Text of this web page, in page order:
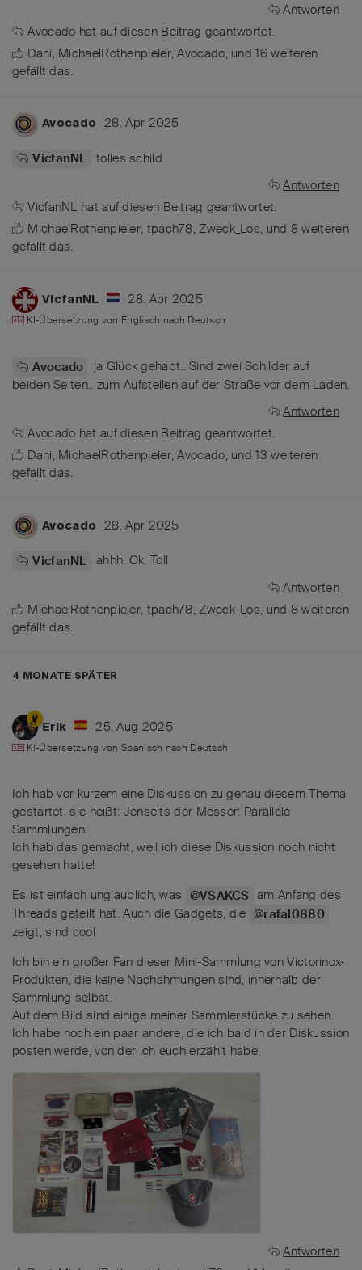
Antworten
Avocado hat auf diesen Beitrag geantwortet.
Dani, MichaelRothenpieler,Avocado, und16weiteren
gefällt das.
Avocado 28. Apr 2025
VicfanNL
tolles schild
Antworten
VicfanNL hat auf diesen Beitrag geantwortet.
MichaelRothenpieler, tpach78,Zweck_Los, und 8 weiteren
gefällt das.
VicfanNL 28. Apr 2025
KI-Übersetzung von Englisch nach Deutsch
Avocado
ja Glück gehabt.. Sind zwei Schilder auf
beiden Seiten.. zum Aufstellen auf der Straße vor dem Laden.
Antworten
Avocado hat auf diesen Beitrag geantwortet.
Dani, MichaelRothenpieler,Avocado, und13 weiteren
gefällt das.
Avocado 28. Apr 2025
VicfanNL
ahhh. Ok. Toll
Antworten
MichaelRothenpieler, tpach78,Zweck_Los, und 8 weiteren
gefällt das.
4 MONATE SPÄTER
Erik 25. Aug 2025
KI-Übersetzung vonSpanisch nach Deutsch
Ich hab vor kurzem eine Diskussion zu genau diesem Thema
gestartet, sie heißt: Jenseits der Messer: Parallele
Sammlungen.
Ich hab das gemacht, weil ich diese Diskussion noch nicht
gesehen hatte!
Es ist einfach unglaublich, was @VSAKCS am Anfang des
Threads geteilt hat. Auch die Gadgets, die @rafal0880
zeigt, sind cool
Ich bin ein großer Fan dieser Mini-Sammlung von Victorinox-
Produkten, die keine Nachahmungen sind, innerhalb der
Sammlung selbst.
Auf dem Bild sind einige meiner Sammlerstücke zu sehen.
Ich habe noch ein paar andere, die ich bald in der Diskussion
posten werde, von der ich euch erzählt habe.
Antworten